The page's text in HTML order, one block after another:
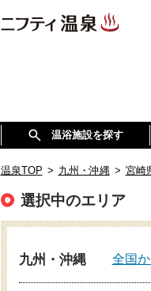
温浴施設を探す
温泉TOP > 九州・沖縄 > 宮崎
選択中のエリア
九州・沖縄 全国